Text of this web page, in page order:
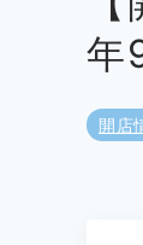
年
開店